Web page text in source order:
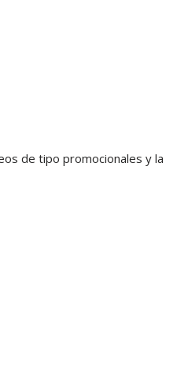
de tipo promocionales y la